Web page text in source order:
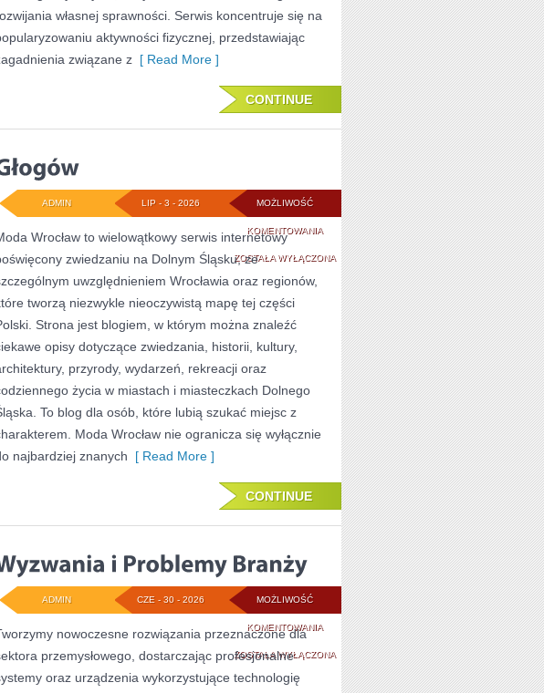
własnej sprawności. Serwis koncentruje się na
aktywności fizycznej, przedstawiając
związane z [ Read More ]
CONTINUE
MOŻLIWOŚĆ
KOMENTOWANIAGŁOGÓW
ZOSTAŁA WYŁĄCZONA
LIP - 3 - 2026
ADMIN
Wrocław to wielowątkowy serwis internetowy
zwiedzaniu na Dolnym Śląsku, ze
uwzględnieniem Wrocławia oraz regionów,
tworzą niezwykle nieoczywistą mapę tej części
Strona jest blogiem, w którym można znaleźć
opisy dotyczące zwiedzania, historii, kultury,
przyrody, wydarzeń, rekreacji oraz
życia w miastach i miasteczkach Dolnego
To blog dla osób, które lubią szukać miejsc z
Moda Wrocław nie ogranicza się wyłącznie
najbardziej znanych [ Read More ]
CONTINUE
MOŻLIWOŚĆ
KOMENTOWANIAWYZWANIA
I
PROBLEMY
ZOSTAŁA WYŁĄCZONA
CZE - 30 - 2026
ADMIN
nowoczesne rozwiązania przeznaczone dla
przemysłowego, dostarczając profesjonalne
oraz urządzenia wykorzystujące technologię